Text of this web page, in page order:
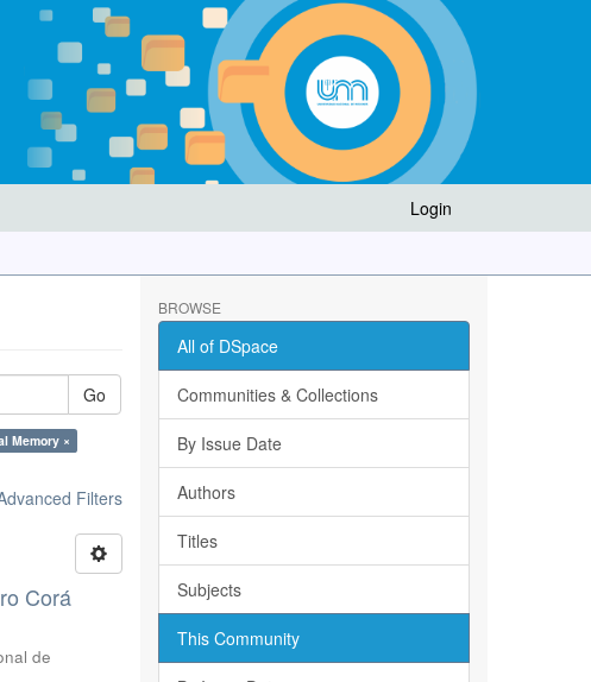
Login
Go
Memory ×
Filters
Corá
de
BROWSE
All of DSpace
Communities & Collections
By Issue Date
Authors
Titles
Subjects
This Community